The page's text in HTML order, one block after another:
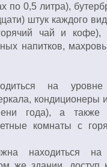
по 0,5 литра),
штук каждого
чай и
напитков,
на
кондиционеры
года), а также
комнаты с
находиться на